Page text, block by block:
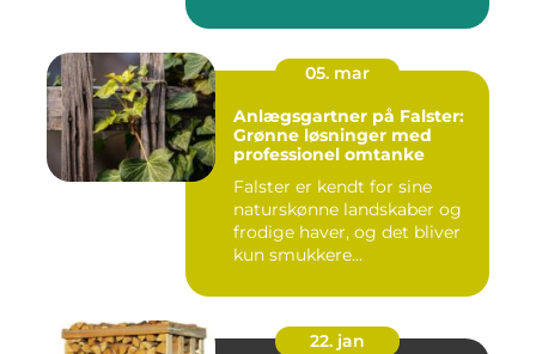
05. mar
Anlægsgartner på Falster:
Grønne løsninger med
professionel omtanke
Falster er kendt for sine
naturskønne landskaber og
frodige haver, og det bliver
kun smukkere...
22. jan